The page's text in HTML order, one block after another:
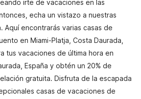
irte de vacaciones en las
echa un vistazo a nuestras
Aquí encontrarás varias casas de
en Miami-Platja, Costa Daurada,
tus vacaciones de última hora en
España y obtén un 20% de
gratuita. Disfruta de la escapada
casas de vacaciones de